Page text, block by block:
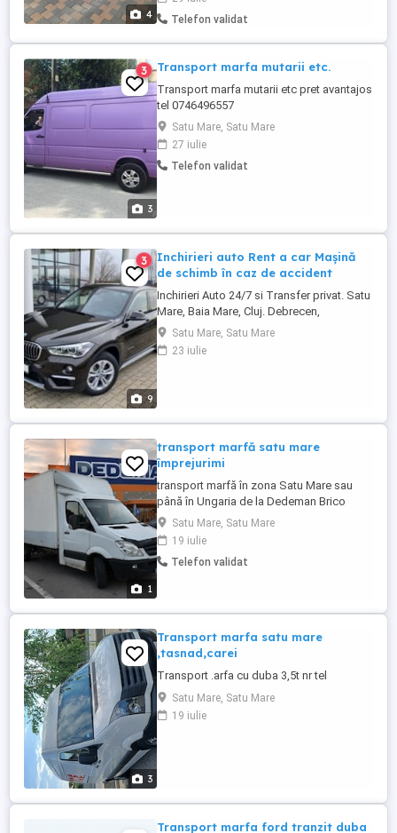
4
Telefon validat
3
3 Transport marfa mutarii etc.
Transport marfa mutarii etc pret avantajos
tel 0746496557
Satu Mare, Satu Mare
27 iulie
Telefon validat
9
3
Inchirieri auto Rent a car Mașină
de schimb în caz de accident
Inchirieri Auto 24/7 si Transfer privat. Satu
Mare, Baia Mare, Cluj. Debrecen,
Budapesta. Simplu si rapid. Predare la
adresa, aeroport. Conditii flexibile si
avantajoase. Mașină de schimb în caz de
Satu Mare, Satu Mare
23 iulie
1
transport marfă satu mare
împrejurimi
transport marfă în zona Satu Mare sau
până în Ungaria de la Dedeman Brico
depot etc...
Satu Mare, Satu Mare
19 iulie
Telefon validat
3
Transport marfa satu mare
,tasnad,carei
Transport .arfa cu duba 3,5t nr tel
Satu Mare, Satu Mare
19 iulie
Transport marfa ford tranzit duba